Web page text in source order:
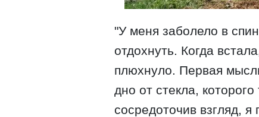
"У меня заболело в
отдохнуть. Когда
плюхнуло. Первая
дно от стекла,
сосредоточив взгляд,